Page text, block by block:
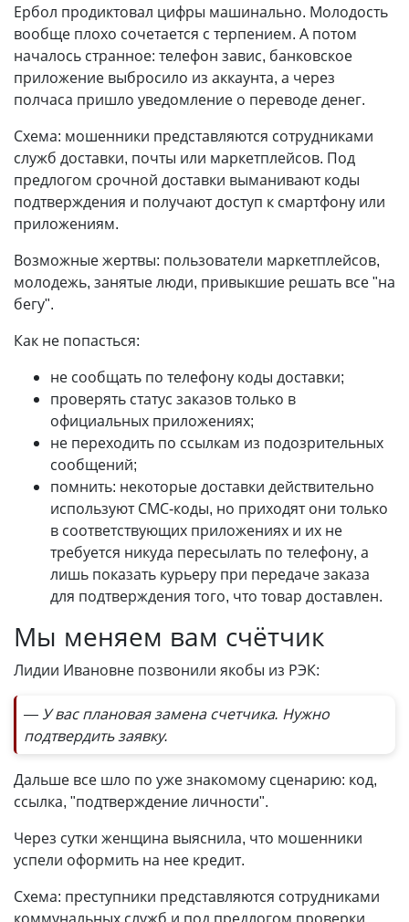
Ербол продиктовал цифры машинально. Молодость
вообще плохо сочетается с терпением. А потом
началось странное: телефон завис, банковское
приложение выбросило из аккаунта, а через
полчаса пришло уведомление о переводе денег.
Схема: мошенники представляются сотрудниками
служб доставки, почты или маркетплейсов. Под
предлогом срочной доставки выманивают коды
подтверждения и получают доступ к смартфону или
приложениям.
Возможные жертвы: пользователи маркетплейсов,
молодежь, занятые люди, привыкшие решать все "на
бегу".
Как не попасться:
не сообщать по телефону коды доставки;
проверять статус заказов только в
официальных приложениях;
не переходить по ссылкам из подозрительных
сообщений;
помнить: некоторые доставки действительно
используют СМС-коды, но приходят они только
в соответствующих приложениях и их не
требуется никуда пересылать по телефону, а
лишь показать курьеру при передаче заказа
для подтверждения того, что товар доставлен.
Мы меняем вам счётчик
Лидии Ивановне позвонили якобы из РЭК:
— У вас плановая замена счетчика. Нужно
подтвердить заявку.
Дальше все шло по уже знакомому сценарию: код,
ссылка, "подтверждение личности".
Через сутки женщина выяснила, что мошенники
успели оформить на нее кредит.
Схема: преступники представляются сотрудниками